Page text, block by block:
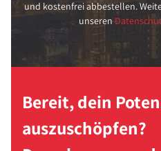
und kostenfrei abbestellen.
unseren
Bereit, dein
auszuschöpfen?